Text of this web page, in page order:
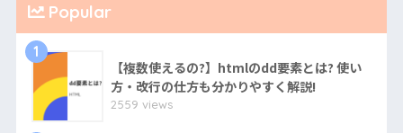
Popular
1
【複数使えるの?】htmlのdd要素とは? 使い
方・改行の仕方も分かりやすく解説!
2559 views